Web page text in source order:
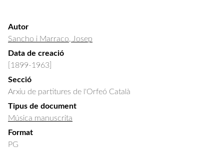
Autor
Sancho i Marraco, Josep
Data de creació
[1899-1963]
Secció
Arxiu de partitures de l'Orfeó Català
Tipus de document
Música manuscrita
Format
PG